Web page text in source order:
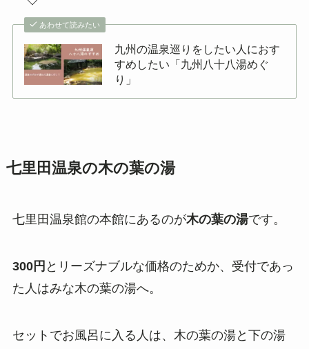
あわせて読みたい
九州の温泉巡りをしたい人におす
すめしたい「九州八十八湯めぐ
り」
七里田温泉の木の葉の湯
七里田温泉館の本館にあるのが木の葉の湯です。
300円 とリーズナブルな価格のためか、受付であっ
た人はみな木の葉の湯へ。
セットでお風呂に入る人は、木の葉の湯と下の湯